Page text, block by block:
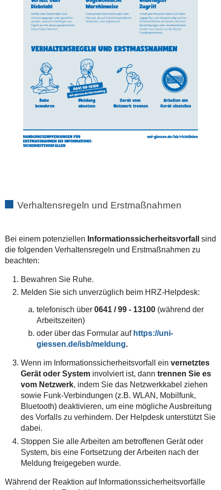
Verhaltensregeln und Erstmaßnahmen
Bei einem potenziellen Informationssicherheitsvorfall
sind
die folgenden Verhaltensregeln und Erstmaßnahmen zu
beachten:
Bewahren Sie Ruhe.
Melden Sie sich unverzüglich beim HRZ-Helpdesk:
telefonisch über 0641 / 99 - 13100(während der
Arbeitszeiten)
oder über das Formular auf https://uni-
giessen.de/isb/meldung.
Wenn im Informationssicherheitsvorfall ein vernetztes
Gerät oder Systeminvolviert ist, dann trennen Sie es
vom Netzwerk, indem Sie das Netzwerkkabel ziehen
sowie Funk-Verbindungen (z.B. WLAN, Mobilfunk,
Bluetooth) deaktivieren, um eine mögliche Ausbreitung
des Vorfalls zu verhindern. Der Helpdesk unterstützt Sie
dabei.
Stoppen Sie alle Arbeiten am betroffenen Gerät oder
System, bis eine Fortsetzung der Arbeiten nach der
Meldung freigegeben wurde.
Während der Reaktion auf Informationssicherheitsvorfälle